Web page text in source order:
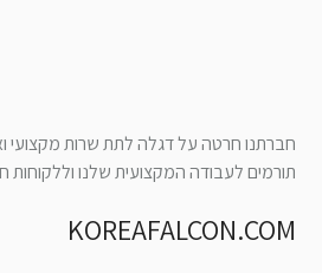
חברתנו חרטה על דגלה לתת שרות מקצועי
תורמים לעבודה המקצועית שלנו וללקוחות
KOREAFALCON.COM